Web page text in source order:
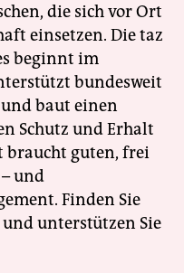
die sich vor Ort
einsetzen. Die taz
beginnt im
bundesweit
baut einen
Schutz und Erhalt
braucht guten, frei
und
Finden Sie
unterstützen Sie